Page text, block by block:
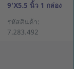
9'X5.5 นิ้ว 1 กล่อง
รหัสสินค้า:
7.283.492